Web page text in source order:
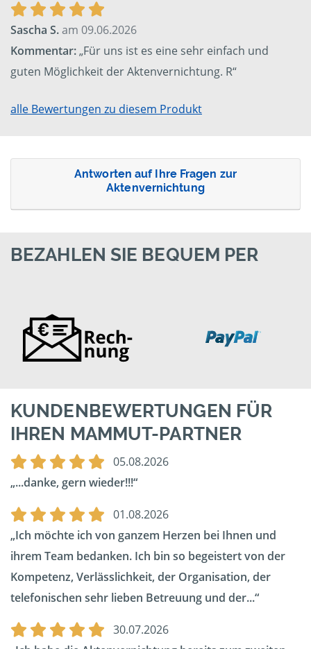
Sascha S.am 09.06.2026
Kommentar:„Für uns ist es eine sehr einfach und
guten Möglichkeit der Aktenvernichtung. R“
alle Bewertungen zu diesem Produkt
Antworten auf Ihre Fragen zur
Aktenvernichtung
BEZAHLEN SIE BEQUEM PER
KUNDENBEWERTUNGEN FÜR
IHREN MAMMUT-PARTNER
05.08.2026
...danke, gern wieder!!!
01.08.2026
Ich möchte ich von ganzem Herzen bei Ihnen und
ihrem Team bedanken. Ich bin so begeistert von der
Kompetenz, Verlässlichkeit, der Organisation, der
telefonischen sehr lieben Betreuung und der...
30.07.2026